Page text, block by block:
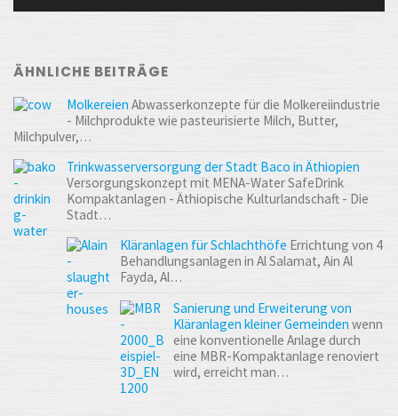
ÄHNLICHE BEITRÄGE
Molkereien Abwasserkonzepte für die Molkereiindustrie
- Milchprodukte wie pasteurisierte Milch, Butter,
Milchpulver,…
Trinkwasserversorgung der Stadt Baco in Äthiopien
Versorgungskonzept mit MENA-Water SafeDrink
Kompaktanlagen - Äthiopische Kulturlandschaft - Die
Stadt…
Kläranlagen für Schlachthöfe Errichtung von 4
Behandlungsanlagen in Al Salamat, Ain Al
Fayda, Al…
Sanierung und Erweiterung von
Kläranlagen kleiner Gemeinden wenn
eine konventionelle Anlage durch
eine MBR-Kompaktanlage renoviert
wird, erreicht man…